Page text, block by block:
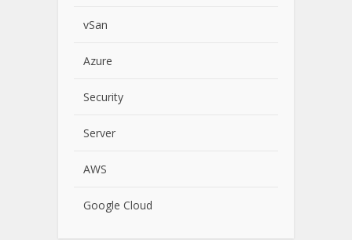
vSan
Azure
Security
Server
AWS
Google Cloud